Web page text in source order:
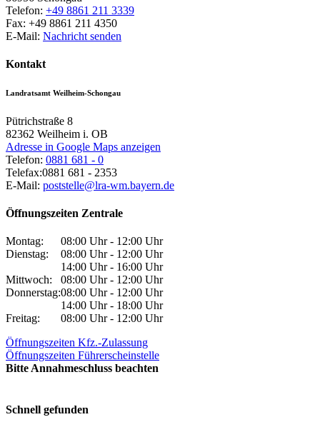
Telefon: +49 8861 211 3339
Fax: +49 8861 211 4350
E-Mail: Nachricht senden
Kontakt
Landratsamt Weilheim-Schongau
Pütrichstraße 8
82362 Weilheim i. OB
Adresse in Google Maps anzeigen
Telefon: 0881 681 - 0
Telefax:0881 681 - 2353
E-Mail: poststelle@lra-wm.bayern.de
Öffnungszeiten Zentrale
Montag:
08:00 Uhr - 12:00 Uhr
Dienstag:
08:00 Uhr - 12:00 Uhr
14:00 Uhr - 16:00 Uhr
Mittwoch:
08:00 Uhr - 12:00 Uhr
Donnerstag:08:00 Uhr - 12:00 Uhr
14:00 Uhr - 18:00 Uhr
Freitag:
08:00 Uhr - 12:00 Uhr
Öffnungszeiten Kfz.-Zulassung
Öffnungszeiten Führerscheinstelle
Bitte Annahmeschluss beachten
Schnell gefunden